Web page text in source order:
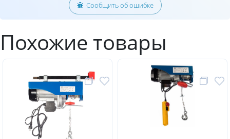
Сообщить об ошибке
Похожие товары